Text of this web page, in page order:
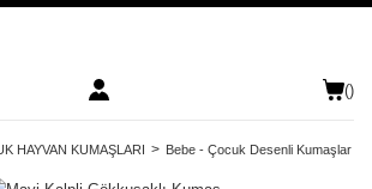
()
HAYVAN KUMAŞLARI Bebe - Çocuk Desenli Kumaşlar